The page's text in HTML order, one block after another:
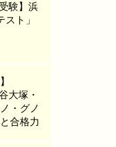
験】浜
ト」
大塚・
・グノ
合格力